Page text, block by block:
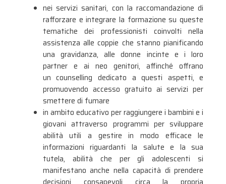
nei servizi sanitari, con la raccomandazione di
rafforzare e integrare la formazione su queste
tematiche dei professionisti coinvolti nella
assistenza alle coppie che stanno pianificando
una gravidanza, alle donne incinte e i loro
partner e ai neo genitori, affinché offrano
un counselling dedicato a questi aspetti, e
promuovendo accesso gratuito ai servizi per
smettere di fumare
in ambito educativo per raggiungere i bambini e i
giovani attraverso programmi per sviluppare
abilità utili a gestire in modo efficace le
informazioni riguardanti la salute e la sua
tutela, abilità che per gli adolescenti si
manifestano anche nella capacità di prendere